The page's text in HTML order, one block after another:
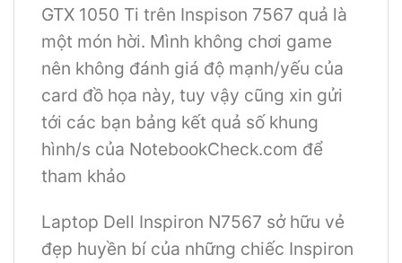
GTX 1050 Ti trên Inspison 7567 quả là
một món hời. Mình không chơi game
nên không đánh giá độ mạnh/yếu của
card đồ họa này, tuy vậy cũng xin gửi
tới các bạn bảng kết quả số khung
hình/s của NotebookCheck.com để
tham khảo
Laptop Dell Inspiron N7567 sở hữu vẻ
đẹp huyền bí của những chiếc Inspiron